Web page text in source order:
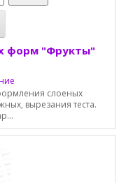
форм "Фрукты"
слоеных
вырезания теста.